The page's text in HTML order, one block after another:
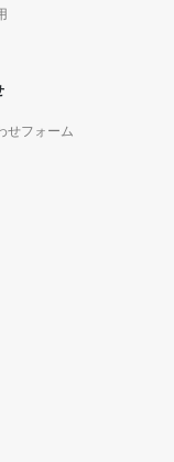
せフォーム